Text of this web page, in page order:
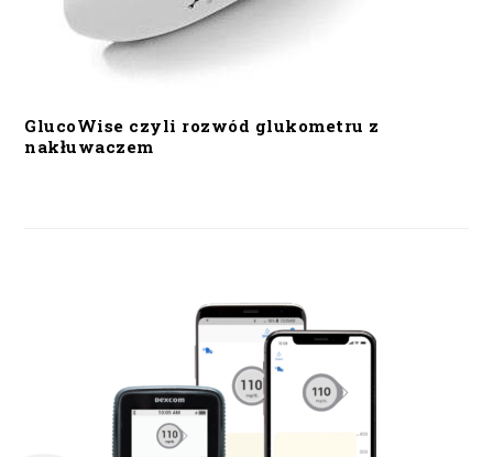
GlucoWise czyli rozwód glukometru z
nakłuwaczem